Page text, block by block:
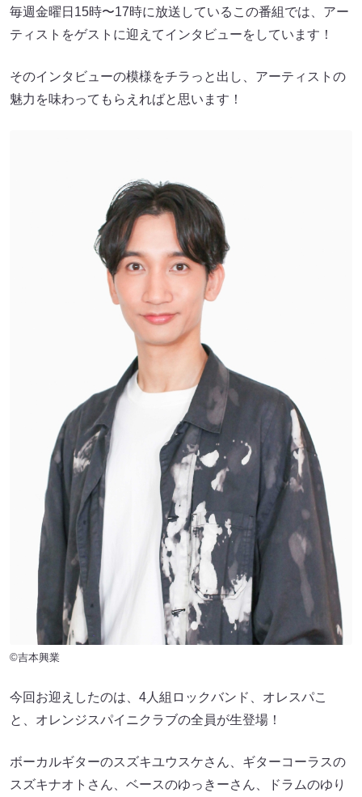
毎週金曜日15時〜17時に放送しているこの番組では、アー
ティストをゲストに迎えてインタビューをしています！
そのインタビューの模様をチラっと出し、アーティストの
魅力を味わってもらえればと思います！
©吉本興業
今回お迎えしたのは、4人組ロックバンド、オレスパこ
と、オレンジスパイニクラブの全員が生登場！
ボーカルギターのスズキユウスケさん、ギターコーラスの
スズキナオトさん、ベースのゆっきーさん、ドラムのゆり